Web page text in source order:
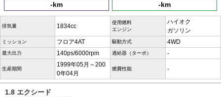
-km -km
排気量 1834cc
使用燃料
エンジン
ハイオク
ガソリン
ミッション フロア4AT 駆動方式 4WD
最大出力 140ps/6000rpm 過給器（ターボ） -
生産期間
1999年05月～200
0年04月
燃費性能 -
1.8 エクシード